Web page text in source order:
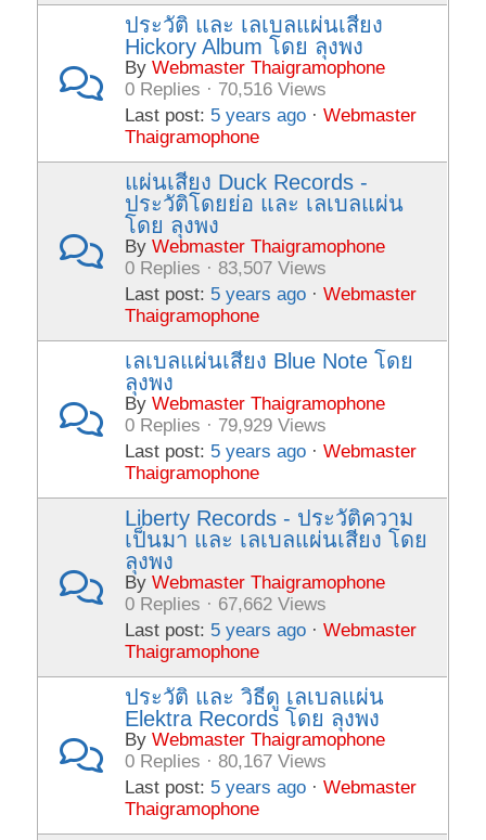
ประวัติ และ เลเบลแผ่นเสียง
Hickory Album โดย ลุงพง
ByWebmaster Thaigramophone
0 Replies · 70,516 Views
Last post: 5 years ago ·Webmaster
Thaigramophone
แผ่นเสียง Duck Records -
ประวัติโดยย่อ และ เลเบลแผ่น
โดย ลุงพง
ByWebmaster Thaigramophone
0 Replies · 83,507 Views
Last post: 5 years ago ·Webmaster
Thaigramophone
เลเบลแผ่นเสียง Blue Note โดย
ลุงพง
ByWebmaster Thaigramophone
0 Replies · 79,929 Views
Last post: 5 years ago ·Webmaster
Thaigramophone
Liberty Records - ประวัติความ
เป็นมา และ เลเบลแผ่นเสียง โดย
ลุงพง
ByWebmaster Thaigramophone
0 Replies · 67,662 Views
Last post: 5 years ago ·Webmaster
Thaigramophone
ประวัติ และ วิธีดู เลเบลแผ่น
Elektra Records โดย ลุงพง
ByWebmaster Thaigramophone
0 Replies · 80,167 Views
Last post: 5 years ago ·Webmaster
Thaigramophone